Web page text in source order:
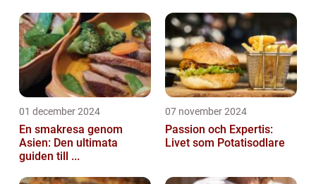
01 december 2024
En smakresa genom
Asien: Den ultimata
guiden till ...
07 november 2024
Passion och Expertis:
Livet som Potatisodlare